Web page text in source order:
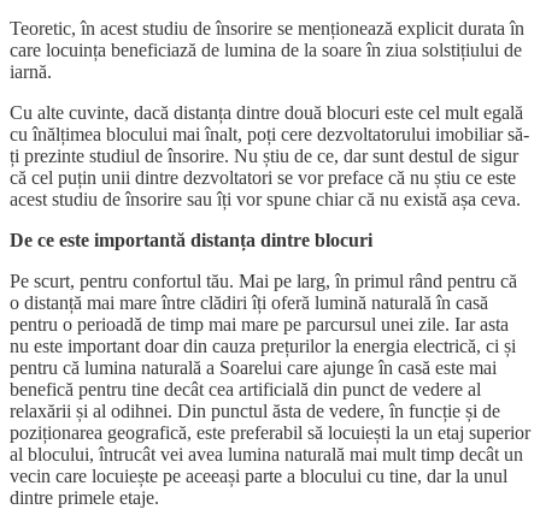
Teoretic, în acest studiu de însorire se menționează explicit durata în
care locuința beneficiază de lumina de la soare în ziua solstițiului de
iarnă.
Cu alte cuvinte, dacă distanța dintre două blocuri este cel mult egală
cu înălțimea blocului mai înalt, poți cere dezvoltatorului imobiliar să-
ți prezinte studiul de însorire. Nu știu de ce, dar sunt destul de sigur
că cel puțin unii dintre dezvoltatori se vor preface că nu știu ce este
acest studiu de însorire sau îți vor spune chiar că nu există așa ceva.
De ce este importantă distanța dintre blocuri
Pe scurt, pentru confortul tău. Mai pe larg, în primul rând pentru că
o distanță mai mare între clădiri îți oferă lumină naturală în casă
pentru o perioadă de timp mai mare pe parcursul unei zile. Iar asta
nu este important doar din cauza prețurilor la energia electrică, ci și
pentru că lumina naturală a Soarelui care ajunge în casă este mai
benefică pentru tine decât cea artificială din punct de vedere al
relaxării și al odihnei. Din punctul ăsta de vedere, în funcție și de
poziționarea geografică, este preferabil să locuiești la un etaj superior
al blocului, întrucât vei avea lumina naturală mai mult timp decât un
vecin care locuiește pe aceeași parte a blocului cu tine, dar la unul
dintre primele etaje.